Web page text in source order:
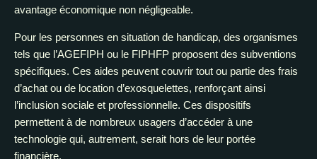
avantage économique non négligeable.
Pour les personnes en situation de handicap, des organismes
tels que l’AGEFIPH ou le FIPHFP proposent des subventions
spécifiques. Ces aides peuvent couvrir tout ou partie des frais
d’achat ou de location d’exosquelettes, renforçant ainsi
l’inclusion sociale et professionnelle. Ces dispositifs
permettent à de nombreux usagers d’accéder à une
technologie qui, autrement, serait hors de leur portée
financière.